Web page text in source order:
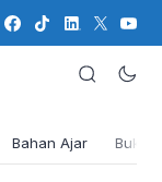
Bahan Ajar Buku